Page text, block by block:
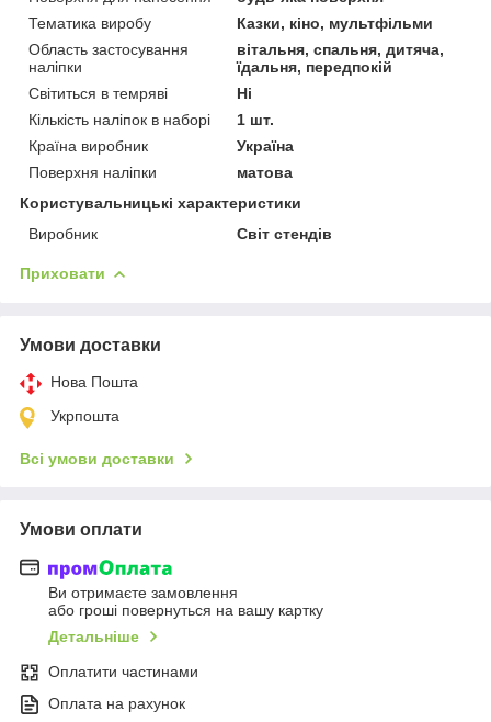
Тематика виробу
Казки, кіно, мультфільми
Область застосування
наліпки
вітальня, спальня, дитяча,
їдальня, передпокій
Світиться в темряві
Ні
Кількість наліпок в наборі
1 шт.
Країна виробник
Україна
Поверхня наліпки
матова
Користувальницькі характеристики
Виробник
Світ стендів
Приховати
Умови доставки
Нова Пошта
Укрпошта
Всі умови доставки
Умови оплати
Ви отримаєте замовлення
або гроші повернуться на вашу картку
Детальніше
Оплатити частинами
Оплата на рахунок